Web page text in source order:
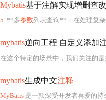
Mybatis基于注解实现增删查改
5. **多参数列表查询**：在处理复
mybatis逆向工程 自定义添加
在这个特定的场景中，我们关注的
mybatis生成中文注释
MyBatis 是一款深受开发者喜爱的